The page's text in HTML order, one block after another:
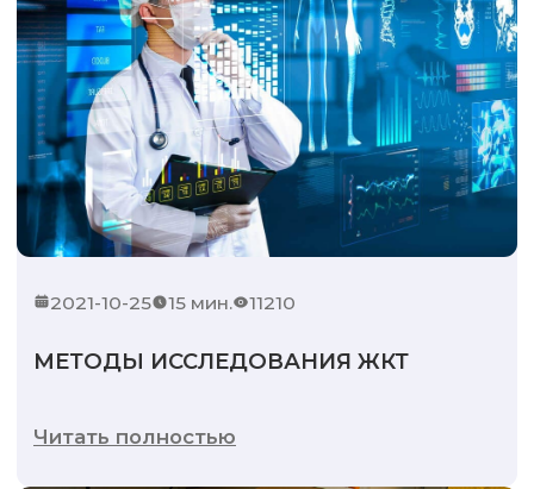
2021-10-25 15 мин. 11210
МЕТОДЫ ИССЛЕДОВАНИЯ ЖКТ
Читать полностью